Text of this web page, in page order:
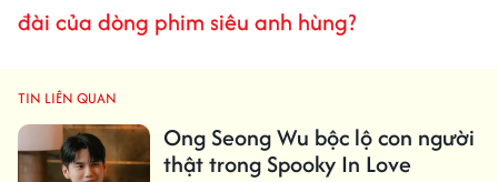
đài của dòng phim siêu anh hùng?
TIN LIÊN QUAN
Ong Seong Wu bộc lộ con người
thật trong Spooky In Love